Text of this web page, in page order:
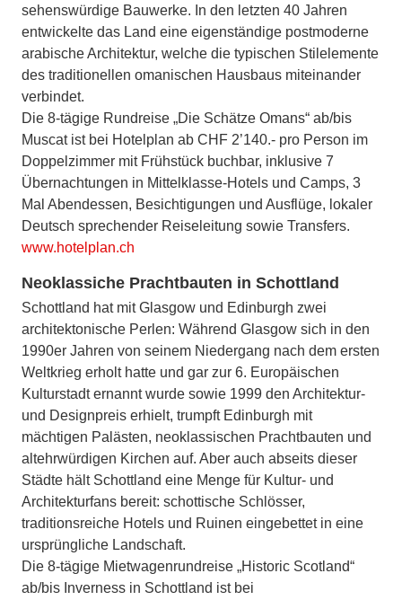
sehenswürdige Bauwerke. In den letzten 40 Jahren
entwickelte das Land eine eigenständige postmoderne
arabische Architektur, welche die typischen Stilelemente
des traditionellen omanischen Hausbaus miteinander
verbindet.
Die 8-tägige Rundreise „Die Schätze Omans“ ab/bis
Muscat ist bei Hotelplan ab CHF 2’140.- pro Person im
Doppelzimmer mit Frühstück buchbar, inklusive 7
Übernachtungen in Mittelklasse-Hotels und Camps, 3
Mal Abendessen, Besichtigungen und Ausflüge, lokaler
Deutsch sprechender Reiseleitung sowie Transfers.
www.hotelplan.ch
Neoklassiche Prachtbauten in Schottland
Schottland hat mit Glasgow und Edinburgh zwei
architektonische Perlen: Während Glasgow sich in den
1990er Jahren von seinem Niedergang nach dem ersten
Weltkrieg erholt hatte und gar zur 6. Europäischen
Kulturstadt ernannt wurde sowie 1999 den Architektur-
und Designpreis erhielt, trumpft Edinburgh mit
mächtigen Palästen, neoklassischen Prachtbauten und
altehrwürdigen Kirchen auf. Aber auch abseits dieser
Städte hält Schottland eine Menge für Kultur- und
Architekturfans bereit: schottische Schlösser,
traditionsreiche Hotels und Ruinen eingebettet in eine
ursprüngliche Landschaft.
Die 8-tägige Mietwagenrundreise „Historic Scotland“
ab/bis Inverness in Schottland ist bei